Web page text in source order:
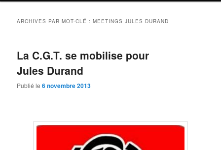
ARCHIVES PAR MOT-CLÉ :MEETINGS JULES DURAND
La C.G.T. se mobilise pour
Jules Durand
Publié le6 novembre 2013